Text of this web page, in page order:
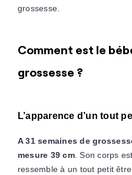
grossesse.
Comment est le
grossesse ?
L’apparence d’un tout
A 31 semaines de
mesure 39 cm. Son corps
ressemble à un tout petit